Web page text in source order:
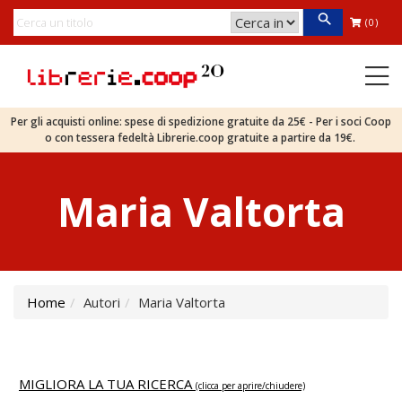
(0)
Per gli acquisti online: spese di spedizione gratuite da 25€ - Per i soci Coop
o con tessera fedeltà Librerie.coop gratuite a partire da 19€.
Maria Valtorta
Home Autori Maria Valtorta
MIGLIORA LA TUA RICERCA (clicca per aprire/chiudere)